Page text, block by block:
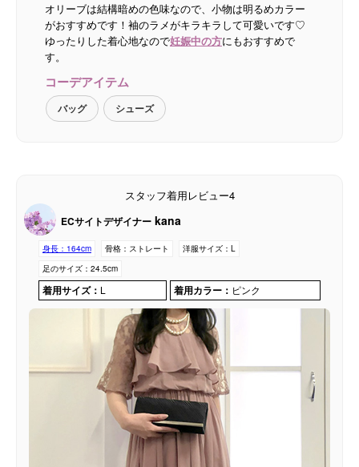
オリーブは結構暗めの色味なので、小物は明るめカラー
がおすすめです！袖のラメがキラキラして可愛いです♡
ゆったりした着心地なので妊娠中の方にもおすすめで
す。
コーデアイテム
バッグ シューズ
スタッフ着用レビュー4
ECサイトデザイナー kana
身長： 164cm 骨格： ストレート 洋服サイズ： L
足のサイズ： 24.5cm
着用サイズ： L 着用カラー： ピンク